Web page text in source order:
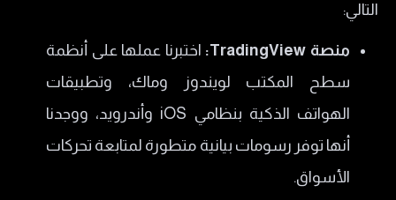
التالي:
​منصة TradingView:
اختبرنا عملها على أنظمة
سطح المكتب لويندوز وماك، وتطبيقات
الهواتف الذكية بنظامي iOS وأندرويد، ووجدنا
أنها توفر رسومات بيانية متطورة لمتابعة تحركات
الأسواق.